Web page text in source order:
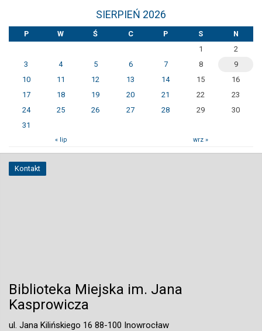
SIERPIEŃ 2026
P W Ś C P S
N
1
2
3
4 5 6 7 8
9
10
11 12 13 14 15
16
17
18 19 20 21 22
23
24
25 26 27 28 29
30
31
« lip wrz »
Kontakt
Biblioteka Miejska im. Jana
Kasprowicza
ul. Jana Kilińskiego 16 88-100 Inowrocław